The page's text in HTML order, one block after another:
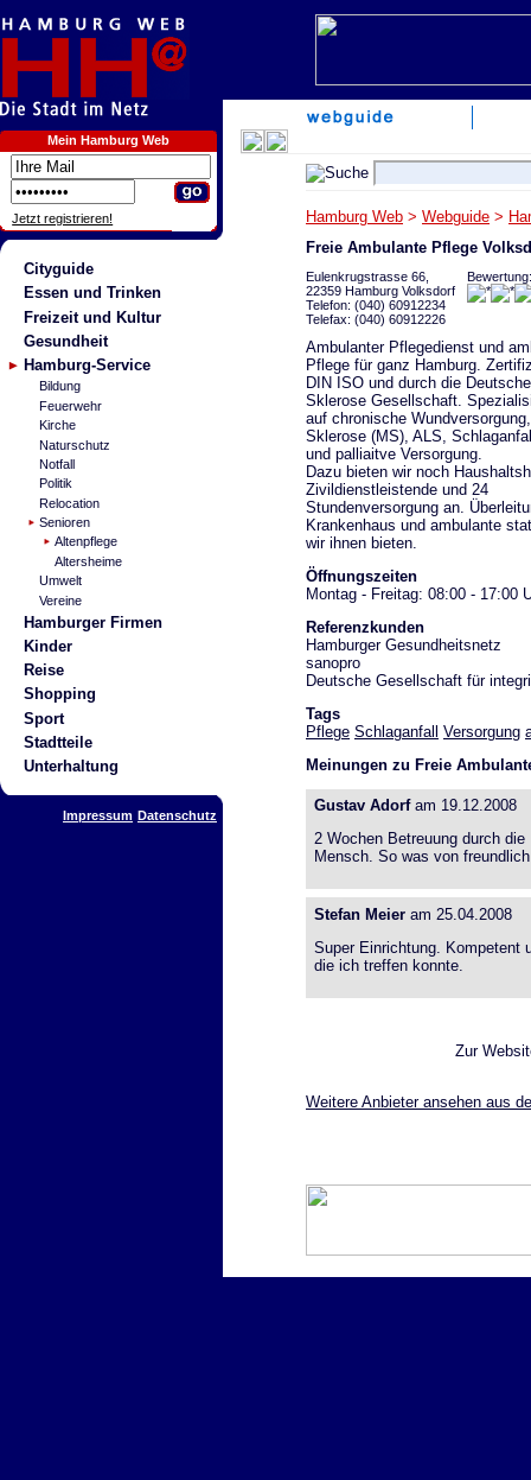
Mein Hamburg Web
Jetzt registrieren!
Cityguide
Essen und Trinken
Freizeit und Kultur
Gesundheit
Hamburg-Service
Bildung
Feuerwehr
Kirche
Naturschutz
Notfall
Politik
Relocation
Senioren
Altenpflege
Altersheime
Umwelt
Vereine
Hamburger Firmen
Kinder
Reise
Shopping
Sport
Stadtteile
Unterhaltung
Impressum Datenschutz
Hamburg Web > Webguide >
Freie Ambulante Pflege
Eulenkrugstrasse 66,
22359 Hamburg Volksdorf
Telefon: (040) 60912234
Telefax: (040) 60912226
Bewertung:
Ambulanter Pflegedienst und
Pflege für ganz Hamburg.
DIN ISO und durch die
Sklerose Gesellschaft.
auf chronische
Sklerose (MS), ALS,
und palliaitve Versorgung.
Dazu bieten wir noch
Zivildienstleistende und 24
Stundenversorgung an.
Krankenhaus und ambulante
wir ihnen bieten.
Öffnungszeiten
Montag - Freitag: 08:00 - 17:00
Referenzkunden
Hamburger Gesundheitsnetz
sanopro
Deutsche Gesellschaft für
Tags
Pflege Schlaganfall Versorgung
Meinungen zu Freie
Gustav Adorfam 19.12.2008
2 Wochen Betreuung durch
Mensch. So was von
Stefan Meieram 25.04.2008
Super Einrichtung. Kompetent
die ich treffen konnte.
Zur
Weitere Anbieter ansehen aus